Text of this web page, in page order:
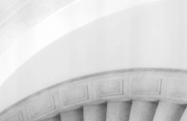
помочь вам разобраться в юридических
и наш специалист свяжется с вами
Комментарий*